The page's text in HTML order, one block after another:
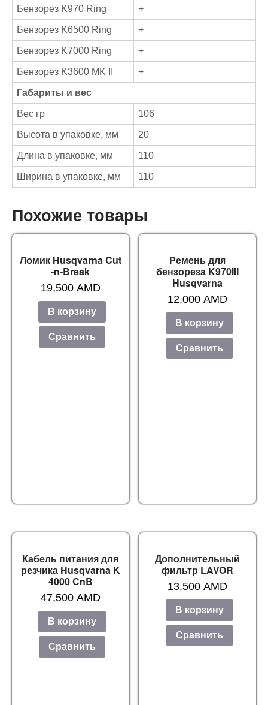
Бензорез K970 Ring +
Бензорез K6500 Ring +
Бензорез K7000 Ring +
Бензорез K3600 MK II +
Габариты и вес
Вес гр 106
Высота в упаковке, мм 20
Длина в упаковке, мм 110
Ширина в упаковке, мм 110
Похожие товары
Ломик Husqvarna Cut
-n-Break
19,500 AMD
В корзину
Сравнить
Ремень для
бензореза K970III
Husqvarna
12,000AMD
В корзину
Сравнить
Кабель питания для
резчика Husqvarna K
4000 CnB
47,500 AMD
В корзину
Сравнить
Дополнительный
фильтр LAVOR
13,500AMD
В корзину
Сравнить